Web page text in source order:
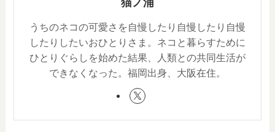
猫ノ浦
うちのネコの可愛さを自慢したり自慢したり自慢
したりしたいおひとりさま。ネコと暮らすために
ひとりぐらしを始めた結果、人類との共同生活が
できなくなった。福岡出身、大阪在住。